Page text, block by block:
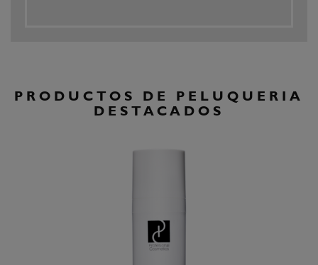
PRODUCTOS DE PELUQUERIA
DESTACADOS